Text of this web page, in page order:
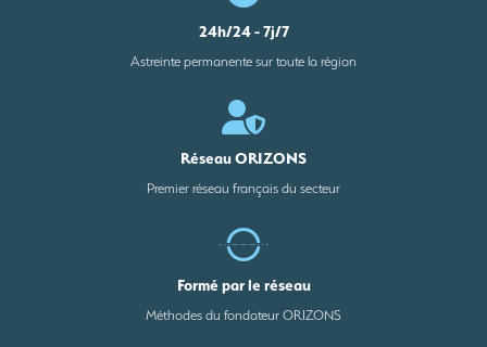
24h/24 - 7j/7
Astreinte permanente sur toute la région
Réseau ORIZONS
Premier réseau français du secteur
Formé par le réseau
Méthodes du fondateur ORIZONS